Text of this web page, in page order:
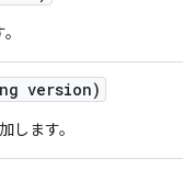
version)
します。